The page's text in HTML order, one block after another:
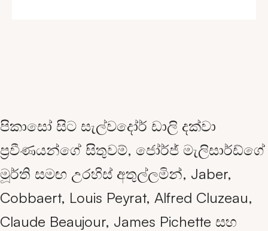
පිකාසෝ සිට සැල්වදෝර් ඩාලි දක්වා
ප්‍රවීණයන්ගේ සිතුවම්, ජෝර්ජ් මැලිසාර්ඩ්ගේ
මූර්ති සමඟ උරහිස් අතුල්ලමින්, Jaber,
Cobbaert, Louis Peyrat, Alfred Cluzeau,
Claude Beaujour, James Pichette සහ